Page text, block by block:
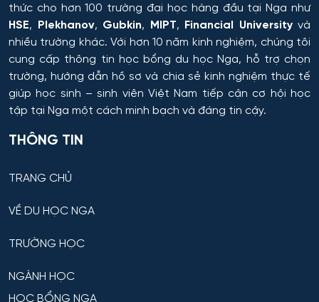
Hệ thống và công nghệ sinh học kỹ thuật
Hệ thống và tổ hợp vô tuyến điện tử
Hệ thống điều khiển chuyển động và dẫn đường
Hệ thống điều khiển máy bay
Hệ thống điều khiển robot và UAV
Hệ thống điều khiển và vận hành đường sắt
Hồ chứa và Kỹ thuật sản xuất
Hỗ trợ dẫn đường – hệ thống quỹ đạo cho thiết bị vũ
trụ
thức cho hơn 100 trường đại học hàng đầu tại Nga như
HSE, Plekhanov, Gubkin, MIPT, Financial Universityvà
nhiều trường khác. Với hơn 10 năm kinh nghiệm, chúng tôi
cung cấp thông tin học bổng du học Nga, hỗ trợ chọn
trường, hướng dẫn hồ sơ và chia sẻ kinh nghiệm thực tế
giúp học sinh – sinh viên Việt Nam tiếp cận cơ hội học
tập tại Nga một cách minh bạch và đáng tin cậy.
THÔNG TIN
TRANG CHỦ
VỀ DU HỌC NGA
TRƯỜNG HỌC
NGÀNH HỌC
HỌC BỔNG NGA